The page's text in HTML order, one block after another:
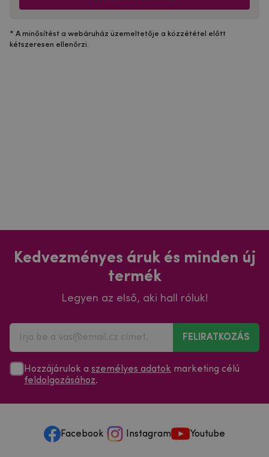
* A minősítést a webáruház üzemeltetője a közzététel előtt
kétszeresen ellenőrzi.
Kedvezményes áruk és minden új
termék
Legyen az első, aki hall róluk!
FELIRATKOZÁS
Hozzájárulok a személyes adatok marketing célú
feldolgozásához.
Facebook Instagram Youtube